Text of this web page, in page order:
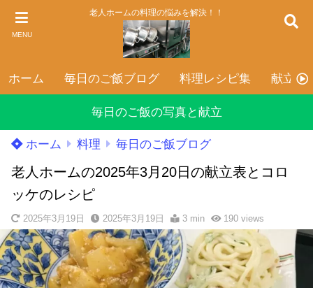
MENU
老人ホームの料理の悩みを解決！！
ホーム 毎日のご飯ブログ 料理レシピ集 献立表
毎日のご飯の写真と献立
ホーム 料理 毎日のご飯ブログ
老人ホームの2025年3月20日の献立表とコロ
ッケのレシピ
2025年3月19日 2025年3月19日 3 min 190views